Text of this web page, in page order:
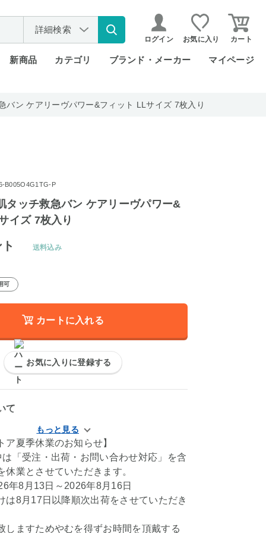
詳細検索
ログイン お気に入り カート
新商品 カテゴリ ブランド・メーカー マイページ
バン ケアリーヴパワー&フィット LLサイズ 7枚入り
B005O4G1TG-P
タッチ救急バン ケアリーヴパワー&
イズ 7枚入り
送料込み
可
カートに入れる
お気に入りに登録する
て
ア夏季休業のお知らせ】
「受注・出荷・お問い合わせ対応」を含
休業とさせていただきます。
年8月13日～2026年8月16日
8月17日以降順次出荷をさせていただき
しますためやむを得ずお時間を頂戴する